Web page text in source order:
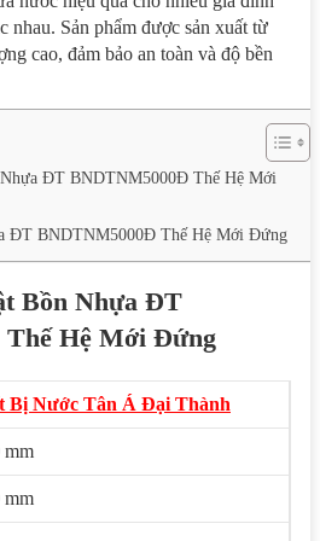
nhau. Sản phẩm được sản xuất từ
cao, đảm bảo an toàn và độ bền
ĐT BNDTNM5000Đ Thế Hệ Mới
ĐT BNDTNM5000Đ Thế Hệ Mới Đứng
Bồn Nhựa ĐT
Hệ Mới Đứng
Bị Nước Tân Á Đại Thành
mm
mm